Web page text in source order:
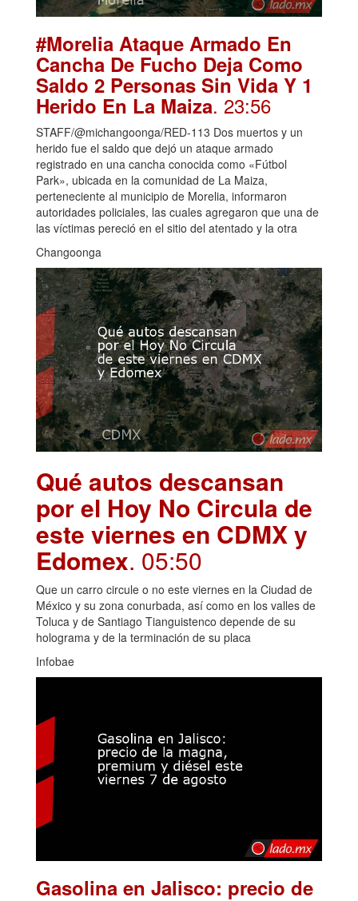
#Morelia Ataque Armado En
Cancha De Fucho Deja Como
Saldo 2 Personas Sin Vida Y 1
Herido En La Maiza. 23:56
STAFF/@michangoonga/RED-113 Dos muertos y un
herido fue el saldo que dejó un ataque armado
registrado en una cancha conocida como «Fútbol
Park», ubicada en la comunidad de La Maiza,
perteneciente al municipio de Morelia, informaron
autoridades policiales, las cuales agregaron que una de
las víctimas pereció en el sitio del atentado y la otra
Changoonga
Qué autos descansan
por el Hoy No Circula de
este viernes en CDMX y
Edomex. 05:50
Que un carro circule o no este viernes en la Ciudad de
México y su zona conurbada, así como en los valles de
Toluca y de Santiago Tianguistenco depende de su
holograma y de la terminación de su placa
Infobae
Gasolina en Jalisco: precio de